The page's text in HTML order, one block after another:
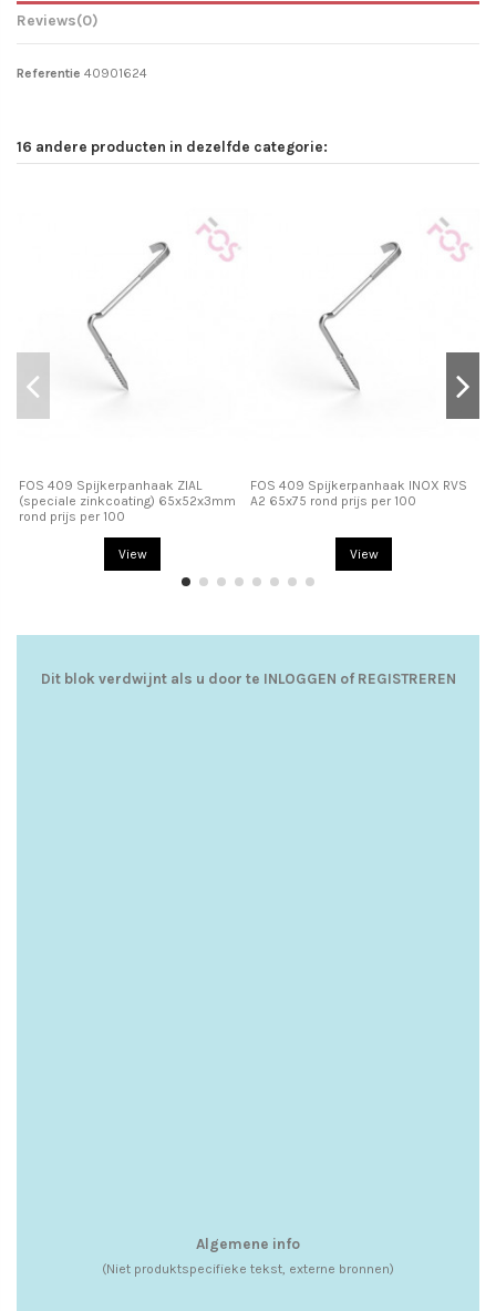
Reviews(0)
Referentie 40901624
16 andere producten in dezelfde categorie:
FOS 409 Spijkerpanhaak ZIAL
(speciale zinkcoating) 65x52x3mm
rond prijs per 100
View
FOS 409 Spijkerpanhaak INOX RVS
A2 65x75 rond prijs per 100
View
Dit blok verdwijnt als u door te INLOGGEN of REGISTREREN
Algemene info
(Niet produktspecifieke tekst, externe bronnen)